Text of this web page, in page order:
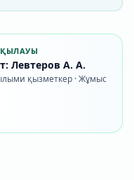
Левтеров А. А.
қызметкер · Жұмыс